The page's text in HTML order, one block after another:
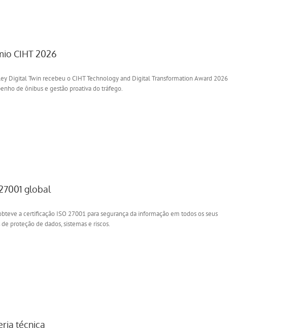
CIHT 2026
Digital Twin recebeu o CIHT Technology and Digital Transformation Award 2026
de ônibus e gestão proativa do tráfego.
global
a certificação ISO 27001 para segurança da informação em todos os seus
proteção de dados, sistemas e riscos.
técnica